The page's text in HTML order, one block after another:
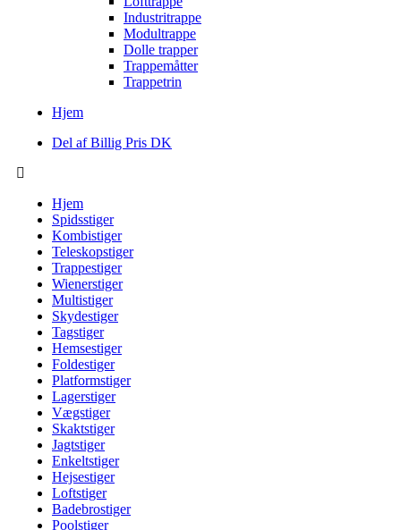
Industritrappe
Modultrappe
Dolle trapper
Trappemåtter
Trappetrin
Hjem
Del af Billig Pris DK
Hjem
Spidsstiger
Kombistiger
Teleskopstiger
Trappestiger
Wienerstiger
Multistiger
Skydestiger
Tagstiger
Hemsestiger
Foldestiger
Platformstiger
Lagerstiger
Vægstiger
Skaktstiger
Jagtstiger
Enkeltstiger
Hejsestiger
Loftstiger
Badebrostiger
Poolstiger